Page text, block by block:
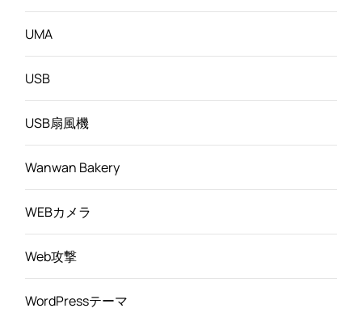
UMA
USB
USB扇風機
Wanwan Bakery
WEBカメラ
Web攻撃
WordPressテーマ